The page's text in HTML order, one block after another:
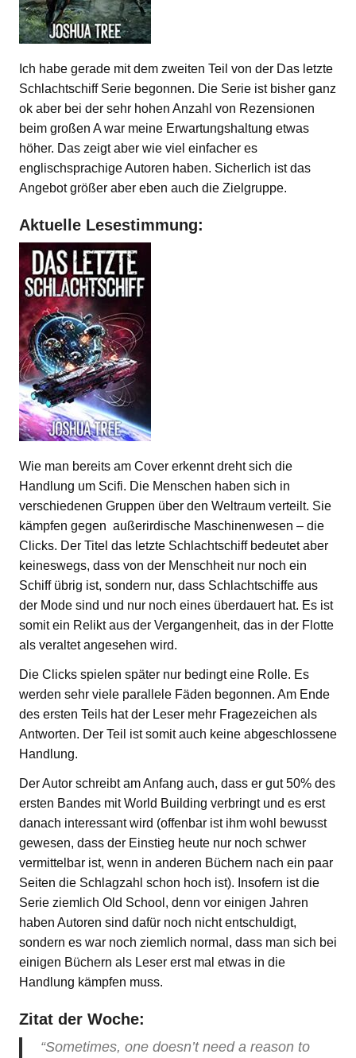
Ich habe gerade mit dem zweiten Teil von der Das letzte
Schlachtschiff Serie begonnen. Die Serie ist bisher ganz
ok aber bei der sehr hohen Anzahl von Rezensionen
beim großen A war meine Erwartungshaltung etwas
höher. Das zeigt aber wie viel einfacher es
englischsprachige Autoren haben. Sicherlich ist das
Angebot größer aber eben auch die Zielgruppe.
Aktuelle Lesestimmung:
Wie man bereits am Cover erkennt dreht sich die
Handlung um Scifi. Die Menschen haben sich in
verschiedenen Gruppen über den Weltraum verteilt. Sie
kämpfen gegen außerirdische Maschinenwesen – die
Clicks. Der Titel das letzte Schlachtschiff bedeutet aber
keineswegs, dass von der Menschheit nur noch ein
Schiff übrig ist, sondern nur, dass Schlachtschiffe aus
der Mode sind und nur noch eines überdauert hat. Es ist
somit ein Relikt aus der Vergangenheit, das in der Flotte
als veraltet angesehen wird.
Die Clicks spielen später nur bedingt eine Rolle. Es
werden sehr viele parallele Fäden begonnen. Am Ende
des ersten Teils hat der Leser mehr Fragezeichen als
Antworten. Der Teil ist somit auch keine abgeschlossene
Handlung.
Der Autor schreibt am Anfang auch, dass er gut 50% des
ersten Bandes mit World Building verbringt und es erst
danach interessant wird (offenbar ist ihm wohl bewusst
gewesen, dass der Einstieg heute nur noch schwer
vermittelbar ist, wenn in anderen Büchern nach ein paar
Seiten die Schlagzahl schon hoch ist). Insofern ist die
Serie ziemlich Old School, denn vor einigen Jahren
haben Autoren sind dafür noch nicht entschuldigt,
sondern es war noch ziemlich normal, dass man sich bei
einigen Büchern als Leser erst mal etwas in die
Handlung kämpfen muss.
Zitat der Woche:
“Sometimes, one doesn’t need a reason to